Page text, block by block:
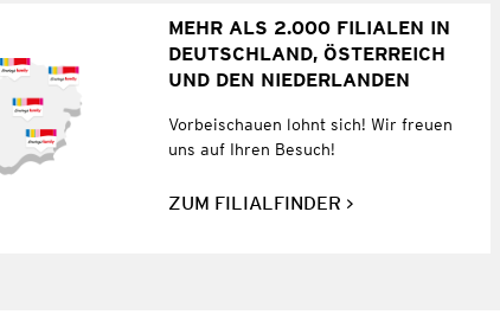
MEHR ALS 2.000 FILIALEN IN
DEUTSCHLAND, ÖSTERREICH
UND DEN NIEDERLANDEN
Vorbeischauen lohnt sich! Wir freuen
uns auf Ihren Besuch!
ZUM FILIALFINDER